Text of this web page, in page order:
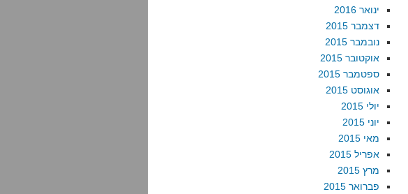
ינואר 2016
דצמבר 2015
נובמבר 2015
אוקטובר 2015
ספטמבר 2015
אוגוסט 2015
יולי 2015
יוני 2015
מאי 2015
אפריל 2015
מרץ 2015
פברואר 2015